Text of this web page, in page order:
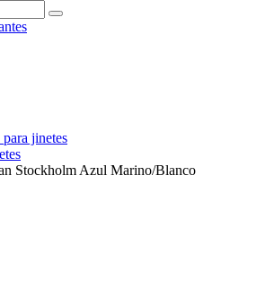
jinetes
Stockholm Azul Marino/Blanco